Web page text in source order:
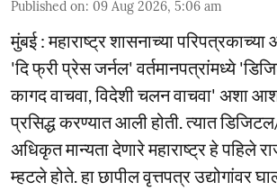
Published on: 09 Aug 2026, 5:06 am
मुंबई : महाराष्ट्र शासनाच्या
'दि फ्री प्रेस जर्नल' वर्तमानपत्रांमध्ये
कागद वाचवा, विदेशी चलन वाचवा' अशा
प्रसिद्ध करण्यात आली होती. त्यात
अधिकृत मान्यता देणारे महाराष्ट्र हे पहिले
म्हटले होते. हा छापील वृत्तपत्र उद्योगांवर